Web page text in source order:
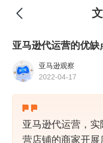
亚马逊代运营的优缺
亚马逊观察
2022-04-17
亚马逊代运营，
营店铺的商家开